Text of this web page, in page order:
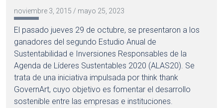
noviembre 3, 2015 / mayo 25, 2023
El pasado jueves 29 de octubre, se presentaron a los
ganadores del segundo Estudio Anual de
Sustentabilidad e Inversiones Responsables de la
Agenda de Líderes Sustentables 2020 (ALAS20). Se
trata de una iniciativa impulsada por think thank
GovernArt, cuyo objetivo es fomentar el desarrollo
sostenible entre las empresas e instituciones.